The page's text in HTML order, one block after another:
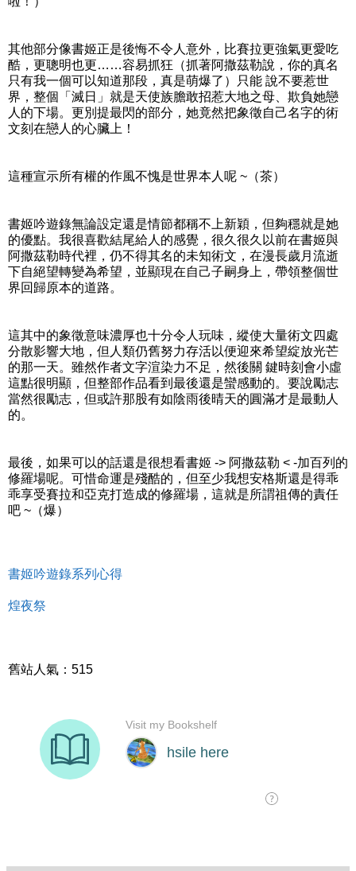
其他部分像書姬正是後悔不令人意外，比賽拉更強氣更愛吃
酷，更聰明也更……容易抓狂（抓著阿撒茲勒說，你的真名
只有我一個可以知道那段，真是萌爆了）只能 說不要惹世
界，整個「滅日」就是天使族膽敢招惹大地之母、欺負她戀
人的下場。更別提最閃的部分，她竟然把象徵自己名字的術
文刻在戀人的心臟上！
這種宣示所有權的作風不愧是世界本人呢 ~（茶）
書姬吟遊錄無論設定還是情節都稱不上新穎，但夠穩就是她
的優點。我很喜歡結尾給人的感覺，很久很久以前在書姬與
阿撒茲勒時代裡，仍不得其名的未知術文，在漫長歲月流逝
下自絕望轉變為希望，並顯現在自己子嗣身上，帶領整個世
界回歸原本的道路。
這其中的象徵意味濃厚也十分令人玩味，縱使大量術文四處
分散影響大地，但人類仍舊努力存活以便迎來希望綻放光芒
的那一天。雖然作者文字渲染力不足，然後關 鍵時刻會小虛
這點很明顯，但整部作品看到最後還是蠻感動的。要說勵志
當然很勵志，但或許那股有如陰雨後晴天的圓滿才是最動人
的。
最後，如果可以的話還是很想看書姬 -> 阿撒茲勒 < -加百列的
修羅場呢。可惜命運是殘酷的，但至少我想安格斯還是得乖
乖享受賽拉和亞克打造成的修羅場，這就是所謂祖傳的責任
吧 ~（爆）
書姬吟遊錄系列心得
煌夜祭
舊站人氣：515